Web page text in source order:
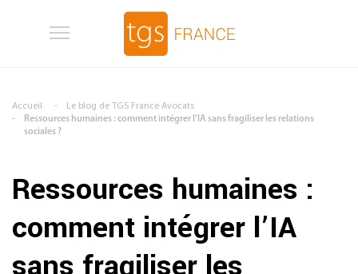
Accueil
Le blog de TGS France Avocats
Ressources humaines : comment intégrer l’IA sans fragiliser les relations
sociales ?
Ressources humaines :
comment intégrer l’IA